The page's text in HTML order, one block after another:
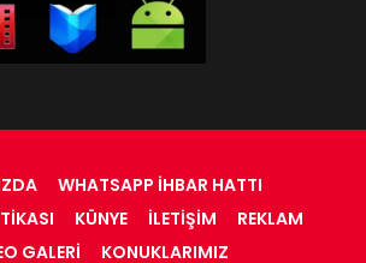
WHATSAPP İHBAR HATTI
KÜNYE İLETIŞIM
REKLAM
GALERI
KONUKLARIMIZ